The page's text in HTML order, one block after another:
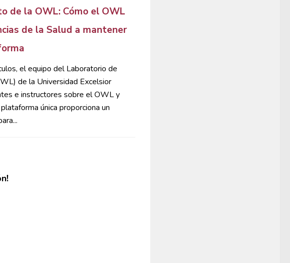
de la OWL: Cómo el OWL
de la Salud a mantener
el equipo del Laboratorio de
de la Universidad Excelsior
e instructores sobre el OWL y
única proporciona un